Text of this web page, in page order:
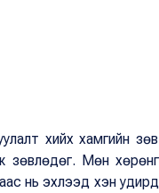
хийх хамгийн
зөвлөдөг. Мөн
нь эхлээд хэн